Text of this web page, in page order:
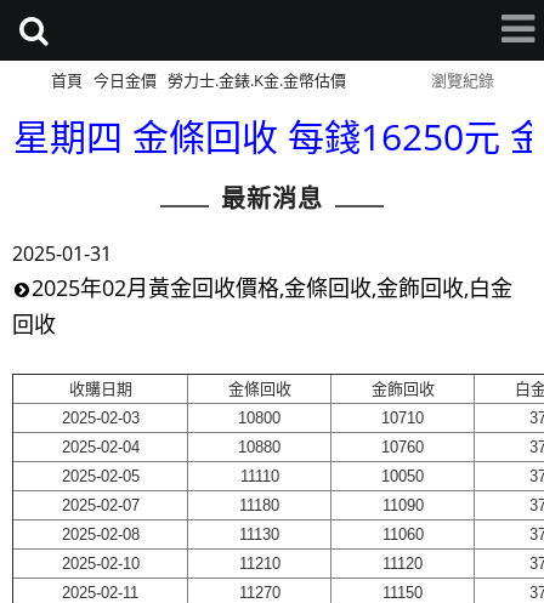
首頁 今日金價 勞力士.金錶.K金.金幣估價 瀏覽紀錄
期四 金條回收 每錢16250元
最新消息
2025-01-31
2025年02月黃金回收價格,金條回收,金飾回收,白金
回收
收購日期 金條回收 金飾回收
白
2025-02-03
10800 10710
2025-02-04
10880 10760
2025-02-05
11110 10050
2025-02-07
11180 11090
2025-02-08
11130 11060
2025-02-10
11210 11120
2025-02-11
11270 11150